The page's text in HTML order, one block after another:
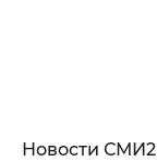
Новости СМИ2